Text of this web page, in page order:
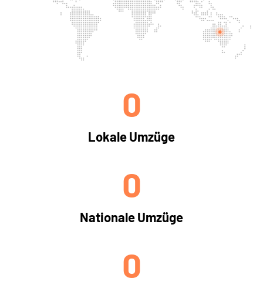
Lokale Umzüge
0
Nationale Umzüge
0
0